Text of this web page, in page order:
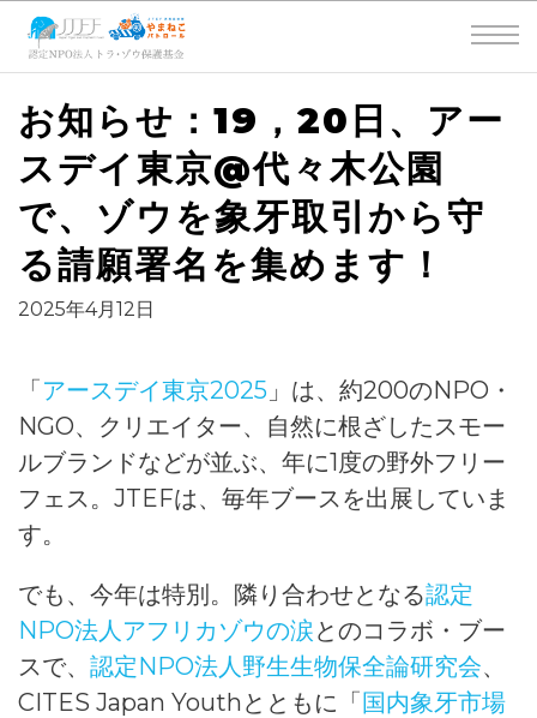
お知らせ：19，20日、アー
スデイ東京@代々木公園
で、ゾウを象牙取引から守
る請願署名を集めます！
2025年4月12日
「アースデイ東京2025 」は、約200のNPO・
NGO、クリエイター、自然に根ざしたスモー
ルブランドなどが並ぶ、年に1度の野外フリー
フェス。JTEFは、毎年ブースを出展していま
す。
でも、今年は特別。隣り合わせとなる認定
NPO法人アフリカゾウの涙とのコラボ・ブー
スで、 認定NPO法人野生生物保全論研究会、
CITES Japan Youthとともに「国内象牙市場